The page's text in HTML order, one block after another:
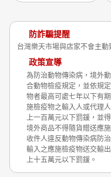
防詐騙提醒
台灣樂天市場與店家不會主動
政策宣導
為防治動物傳染病，境外
合動物檢疫規定，並依規
物者最高可處七年以下有
施檢疫物之輸入人或代理
上一百萬元以下罰鍰，並
境外商品不得隨貨贈送應施
收件人違反動物傳染病防
輸入之應施檢疫物送交輸
上十五萬元以下罰鍰。